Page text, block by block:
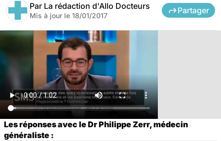
Par La rédaction d'Allo Docteurs
Mis à jour le 18/01/2017
Partager
Les réponses avec le Dr Philippe Zerr, médecin
généraliste :